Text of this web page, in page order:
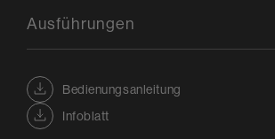
Bedienungsanleitung
Infoblatt
Ausführungen